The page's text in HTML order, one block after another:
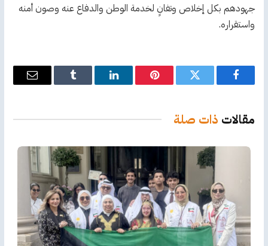
جهودهم بكل إخلاص وتفانٍ لخدمة الوطن والدفاع عنه وصون أمنه
واستقراره.
فيسبوك تويتر بينتيريستلينكدإن Tumblr
البريد
مقالات ذات صلة